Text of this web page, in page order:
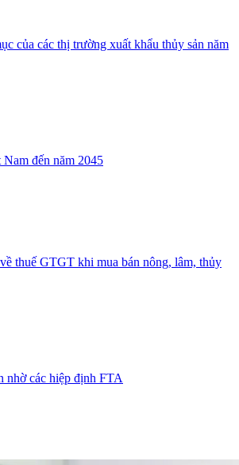
của các thị trường xuất khẩu thủy sản năm
đến năm 2045
thuế GTGT khi mua bán nông, lâm, thủy
nhờ các hiệp định FTA